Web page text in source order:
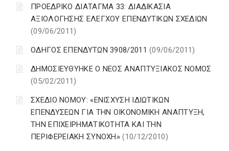
ΠΡΟΕΔΡΙΚΟ ΔΙΑΤΑΓΜΑ 33: ΔΙΑΔΙΚΑΣΙΑ
ΑΞΙΟΛΟΓΗΣΗΣ ΕΛΕΓΧΟΥ ΕΠΕΝΔΥΤΙΚΩΝ ΣΧΕΔΙΩΝ
(09/06/2011)
ΟΔΗΓΟΣ ΕΠΕΝΔΥΤΩΝ 3908/2011(09/06/2011)
ΔΗΜΟΣΙΕΥΘΥΗΚΕ Ο ΝΕΟΣ ΑΝΑΠΤΥΞΙΑΚΟΣ ΝΟΜΟΣ
(05/02/2011)
ΣΧΕΔΙΟ ΝΟΜΟΥ: «ΕΝΙΣΧΥΣΗ ΙΔΙΩΤΙΚΩΝ
ΕΠΕΝΔΥΣΕΩΝ ΓΙΑ ΤΗΝ ΟΙΚΟΝΟΜΙΚΗ ΑΝΑΠΤΥΞΗ,
ΤΗΝ ΕΠΙΧΕΙΡΗΜΑΤΙΚΟΤΗΤΑ ΚΑΙ ΤΗΝ
ΠΕΡΙΦΕΡΕΙΑΚΗ ΣΥΝΟΧΗ»(10/12/2010)